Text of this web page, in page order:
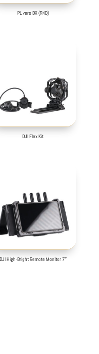
PL vers DX (R4D)
DJI Flex Kit
DJI High-Bright Remote Monitor 7″